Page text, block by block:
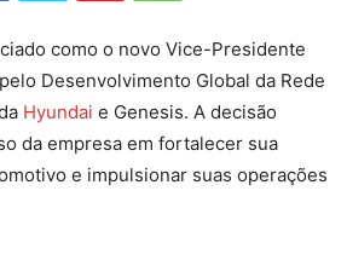
como o novo Vice-Presidente
Desenvolvimento Global da Rede
Hyundai e Genesis. A decisão
da empresa em fortalecer sua
e impulsionar suas operações